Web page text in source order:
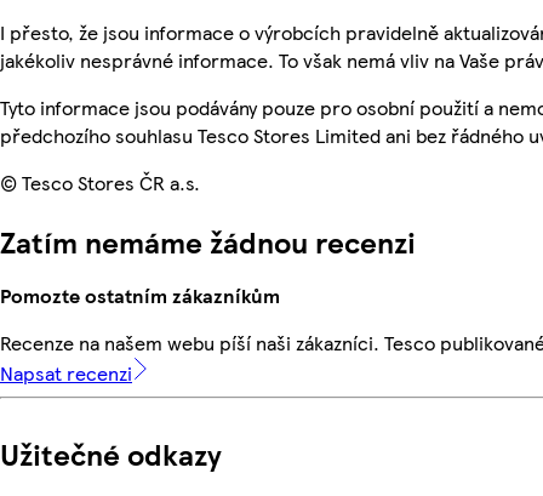
I přesto, že jsou informace o výrobcích pravidelně
jakékoliv nesprávné informace. To však nemá vliv na Vaše
Tyto informace jsou podávány pouze pro osobní použití a
předchozího souhlasu Tesco Stores Limited ani bez řádného
© Tesco Stores ČR a.s.
Zatím nemáme žádnou recenzi
Pomozte ostatním zákazníkům
Recenze na našem webu píší naši zákazníci. Tesco
Napsat recenzi
Užitečné odkazy